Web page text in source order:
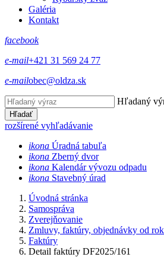
Galéria
Kontakt
facebook
e-mail+421 31 569 24 77
e-mailobec@oldza.sk
Hľadaný
Hľadať
rozšírené vyhľadávanie
ikona Úradná tabuľa
ikona Zberný dvor
ikona Kalendár vývozu odpadu
ikona Stavebný úrad
Úvodná stránka
Samospráva
Zverejňovanie
Zmluvy, faktúry, objednávky od
Faktúry
Detail faktúry DF2025/161